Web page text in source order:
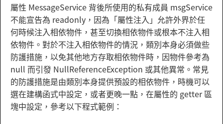
屬性 MessageService 背後所使用的私有成員 msgService
不能宣告為 readonly，因為「屬性注入」允許外界於任
何時候注入相依物件，甚至切換相依物件或根本不注入相
依物件。對於不注入相依物件的情況，類別本身必須做些
防護措施，以免其他地方存取相依物件時，因物件參考為
null 而引發 NullReferenceException 或其他異常。常見
的防護措施是由類別本身提供預設的相依物件，時機可以
選在建構函式中設定，或者更晚一點，在屬性的 getter 區
塊中設定，參考以下程式範例：